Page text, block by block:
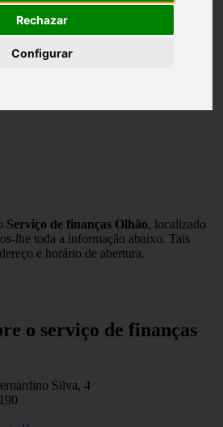
Rechazar
Configurar
Olhão – Contactos,
8700-852 Olhão
Serviço de finanças Olhão, localizado
lhe toda a informação abaixo. Tais
e horário de abertura.
o serviço de finanças
Silva, 4